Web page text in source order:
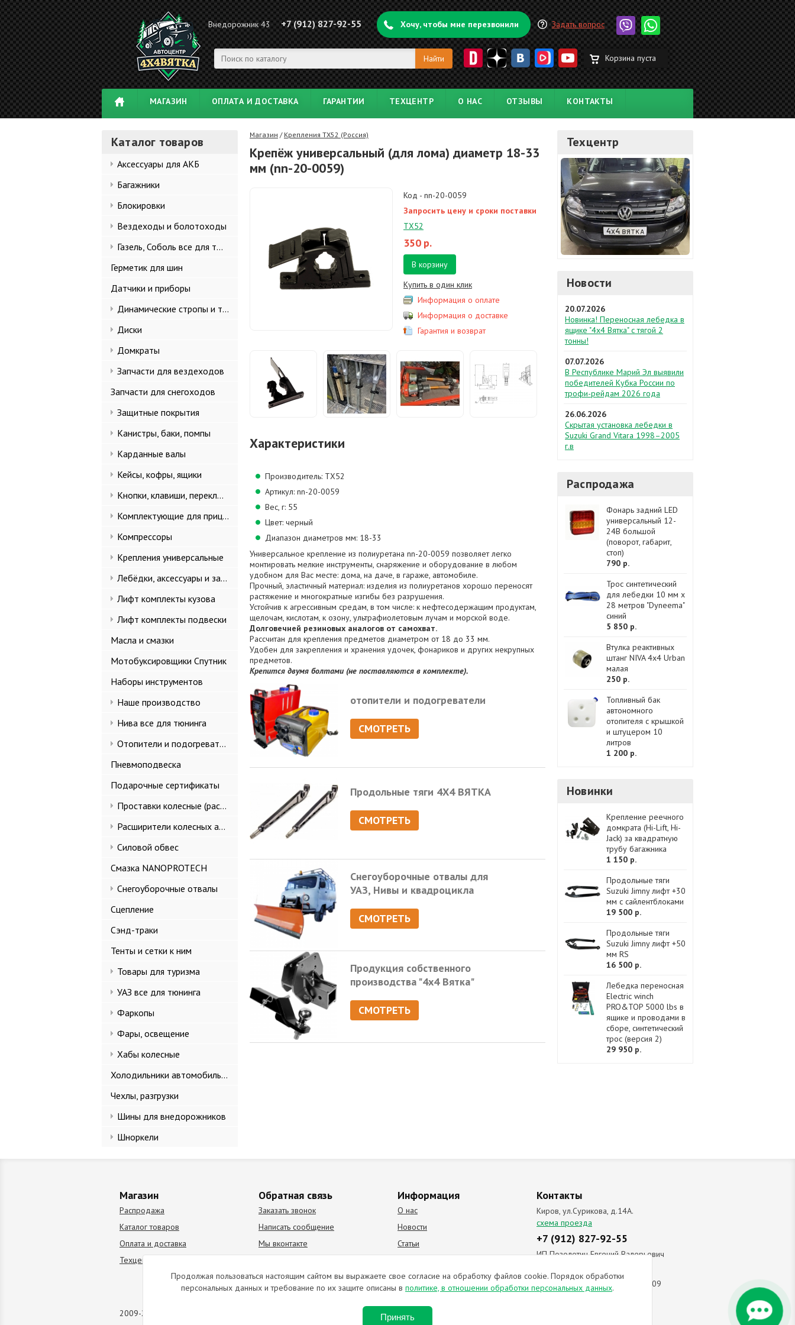
Внедорожник 43 +7 (912) 827-92-55 Хочу, чтобы мне перезвонили Задать вопрос
Корзина пуста
МАГАЗИН ОПЛАТА И ДОСТАВКА ГАРАНТИИ ТЕХЦЕНТР О НАС ОТЗЫВЫ КОНТАКТЫ
Каталог товаров
Аксессуары для АКБ
Багажники
Блокировки
Вездеходы и болотоходы
Газель, Соболь все для тюнинга
Герметик для шин
Датчики и приборы
Динамические стропы и такелаж
Диски
Домкраты
Запчасти для вездеходов
Запчасти для снегоходов
Защитные покрытия
Канистры, баки, помпы
Карданные валы
Кейсы, кофры, ящики
Кнопки, клавиши, переключатели
Комплектующие для прицепов
Компрессоры
Крепления универсальные
Лебёдки, аксессуары и запчасти
Лифт комплекты кузова
Лифт комплекты подвески
Масла и смазки
Мотобуксировщики Спутник
Наборы инструментов
Наше производство
Нива все для тюнинга
Отопители и подогреватели
Пневмоподвеска
Подарочные сертификаты
Проставки колесные (расширители колеи)
Расширители колесных арок и брызговики
Силовой обвес
Смазка NANOPROTECH
Снегоуборочные отвалы
Сцепление
Сэнд-траки
Тенты и сетки к ним
Товары для туризма
УАЗ все для тюнинга
Фаркопы
Фары, освещение
Хабы колесные
Холодильники автомобильные
Чехлы, разгрузки
Шины для внедорожников
Шноркели
Магазин / Крепления TX52 (Россия)
Крепёж универсальный (для лома) диаметр 18-33
мм (nn-20-0059)
Код - nn-20-0059
Запросить цену и сроки поставки
TX52
350 р.
В корзину
Купить в один клик
Информация о оплате
Информация о доставке
Гарантия и возврат
Характеристики
Производитель: TX52
Артикул: nn-20-0059
Вес, г: 55
Цвет: черный
Диапазон диаметров мм: 18-33
Универсальное крепление из полиуретана nn-20-0059 позволяет легко
монтировать мелкие инструменты, снаряжение и оборудование в любом
удобном для Вас месте: дома, на даче, в гараже, автомобиле.
Прочный, эластичный материал: изделия из полиуретанов хорошо переносят
растяжение и многократные изгибы без разрушения.
Устойчив к агрессивным средам, в том числе: к нефтесодержащим продуктам,
щелочам, кислотам, к озону, ультрафиолетовым лучам и морской воде.
Долговечней резиновых аналогов от самохват.
Рассчитан для крепления предметов диаметром от 18 до 33 мм.
Удобен для закрепления и хранения удочек, фонариков и других некрупных
предметов.
Крепится двумя болтами (не поставляются в комплекте).
отопители и подогреватели
СМОТРЕТЬ
Продольные тяги 4Х4 ВЯТКА
СМОТРЕТЬ
Снегоуборочные отвалы для
УАЗ, Нивы и квадроцикла
СМОТРЕТЬ
Продукция собственного
производства "4х4 Вятка"
СМОТРЕТЬ
Техцентр
Новости
20.07.2026
Новинка! Переносная лебедка в
ящике "4х4 Вятка" с тягой 2
тонны!
07.07.2026
В Республике Марий Эл выявили
победителей Кубка России по
трофи-рейдам 2026 года
26.06.2026
Скрытая установка лебедки в
Suzuki Grand Vitara 1998–2005
г.в
Распродажа
Фонарь задний LED
универсальный 12-
24В большой
(поворот, габарит,
стоп)
790 р.
Трос синтетический
для лебедки 10 мм x
28 метров "Dyneema"
синий
5 850 р.
Втулка реактивных
штанг NIVA 4x4 Urban
малая
250 р.
Топливный бак
автономного
отопителя с крышкой
и штуцером 10
литров
1 200 р.
Новинки
Крепление реечного
домкрата (Hi-Lift, Hi-
Jack) за квадратную
трубу багажника
1 150 р.
Продольные тяги
Suzuki Jimny лифт +30
мм с сайлентблоками
19 500 р.
Продольные тяги
Suzuki Jimny лифт +50
мм RS
16 500 р.
Лебедка переносная
Electric winch
PRO&TOP 5000 lbs в
ящике и проводами в
сборе, синтетический
трос (версия 2)
29 950 р.
Магазин
Распродажа
Каталог товаров
Оплата и доставка
Техцентр
Обратная связь
Заказать звонок
Написать сообщение
Мы вконтакте
Информация
О нас
Новости
Статьи
Контакты
Киров, ул.Сурикова, д.14А.
схема проезда
+7 (912) 827-92-55
ИП Позолотин Евгений Валерьевич
ИНН 434537218055 / ОГРН ИП
309434505600123 от 25.02.2009
2009-2026 © Все права защищены. Копирование материалов запрещено. Отправляя любую форму на сайте, вы соглашаетесь с
Продолжая пользоваться настоящим сайтом вы выражаете свое согласие на обработку файлов cookie. Порядок обработки
персональных данных и требование по их защите описаны в политике, в отношении обработки персональных данных.
Принять